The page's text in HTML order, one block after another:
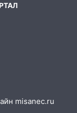
деньги
не
Kia:
misanec.ru